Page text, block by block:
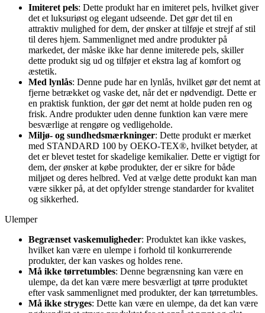
Imiteret pels: Dette produkt har en imiteret pels, hvilket giver
det et luksuriøst og elegant udseende. Det gør det til en
attraktiv mulighed for dem, der ønsker at tilføje et strejf af stil
til deres hjem. Sammenlignet med andre produkter på
markedet, der måske ikke har denne imiterede pels, skiller
dette produkt sig ud og tilføjer et ekstra lag af komfort og
æstetik.
Med lynlås: Denne pude har en lynlås, hvilket gør det nemt at
fjerne betrækket og vaske det, når det er nødvendigt. Dette er
en praktisk funktion, der gør det nemt at holde puden ren og
frisk. Andre produkter uden denne funktion kan være mere
besværlige at rengøre og vedligeholde.
Miljø- og sundhedsmærkninger: Dette produkt er mærket
med STANDARD 100 by OEKO-TEX®, hvilket betyder, at
det er blevet testet for skadelige kemikalier. Dette er vigtigt for
dem, der ønsker at købe produkter, der er sikre for både
miljøet og deres helbred. Ved at vælge dette produkt kan man
være sikker på, at det opfylder strenge standarder for kvalitet
og sikkerhed.
Ulemper
Begrænset vaskemuligheder: Produktet kan ikke vaskes,
hvilket kan være en ulempe i forhold til konkurrerende
produkter, der kan vaskes og holdes rene.
Må ikke tørretumbles: Denne begrænsning kan være en
ulempe, da det kan være mere besværligt at tørre produktet
efter vask sammenlignet med produkter, der kan tørretumbles.
Må ikke stryges: Dette kan være en ulempe, da det kan være